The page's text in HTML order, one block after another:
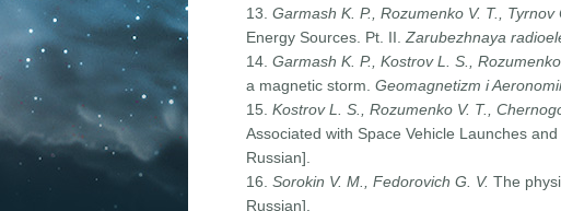
13. Garmash K. P., Rozumenko V. T., Tyrnov
Energy Sources. Pt. II.Zarubezhnaya
14. Garmash K. P., Kostrov L. S.,
a magnetic storm. Geomagnetizm i
15. Kostrov L. S., Rozumenko V. T.,
Associated with Space Vehicle Launches
Russian].
16. Sorokin V. M., Fedorovich G. V. The
Russian].